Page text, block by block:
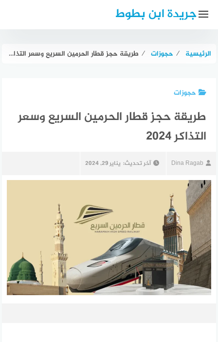
جريدة ابن بطوط
الرئيسية ⁄ حجوزات ⁄ طريقة حجز قطار الحرمين السريع وسعر التذاكر 2024
حجوزات
طريقة حجز قطار الحرمين السريع وسعر
التذاكر 2024
Dina Ragab آخر تحديث: يناير 29, 2024